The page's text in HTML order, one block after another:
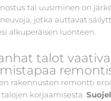
tai uusiminen on
jotka auttavat
alkuperäisen luonteen.
talot
rakennusten remontti
korjaamisesta.